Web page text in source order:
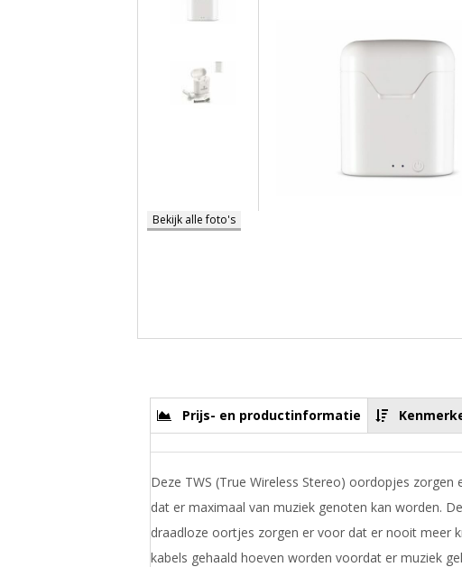
Bekijk alle foto's
Prijs- en productinformatie
Deze TWS (True Wireless Stereo) oordopjes zorgen
dat er maximaal van muziek genoten kan worden. De
draadloze oortjes zorgen er voor dat er nooit meer
kabels gehaald hoeven worden voordat er muziek